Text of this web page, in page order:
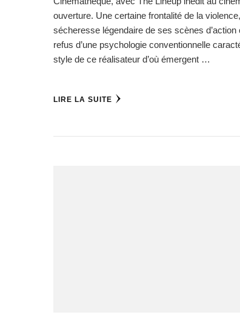
ouverture. Une certaine frontalité de la
sécheresse légendaire de ses scènes d’action
refus d’une psychologie conventionnelle
style de ce réalisateur d’où émergent …
LIRE LA SUITE